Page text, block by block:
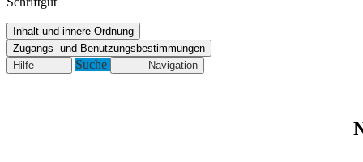
Inhalt und innere Ordnung
Zugangs- und Benutzungsbestimmungen
Hilfe
Suche Navigation